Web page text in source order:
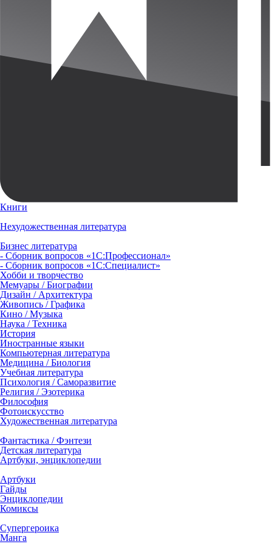
Книги
Нехудожественная литература
Бизнес литература
- Сборник вопросов «1С:Профессионал»
- Сборник вопросов «1С:Специалист»
Хобби и творчество
Мемуары / Биографии
Дизайн / Архитектура
Живопись / Графика
Кино / Музыка
Наука / Техника
История
Иностранные языки
Компьютерная литература
Медицина / Биология
Учебная литература
Психология / Саморазвитие
Религия / Эзотерика
Философия
Фотоискусство
Художественная литература
Фантастика / Фэнтези
Детская литература
Артбуки, энциклопедии
Артбуки
Гайды
Энциклопедии
Комиксы
Супергероика
Манга